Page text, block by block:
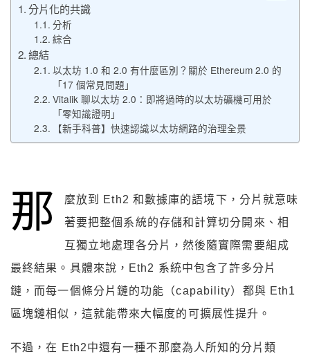
分片化的共識
分析
綜合
總結
以太坊 1.0 和 2.0 有什麼區別？關於 Ethereum 2.0 的
「17 個常見問題」
Vitalik 聊以太坊 2.0：即將過時的以太坊礦機可用於
「零知識證明」
【新手科普】快速認識以太坊網路的治理全景
那
麼放到 Eth2 和數據庫的語境下，分片就意味
著要把整個系統的存儲和計算切分開來、相
互獨立地處理各分片，然後隨實際需要組成
最終結果。具體來說，Eth2 系統中包含了許多分片
鏈，而每一個條分片鏈的功能（capability）都與 Eth1
區塊鏈相似，這就能帶來大幅度的可擴展性提升。
不過，在 Eth2中還有一種不那麼為人所知的分片類